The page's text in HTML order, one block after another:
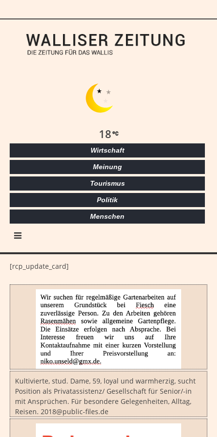
18
Wirtschaft
Meinung
Tourismus
Politik
Menschen
[rcp_update_card]
Kultivierte, stud. Dame, 59, loyal und warmherzig, sucht
Position als Privatassistenz/ Gesellschaft für Senior/-in
mit Ansprüchen. Für besondere Gelegenheiten, Alltag,
Reisen. 2018@public-files.de